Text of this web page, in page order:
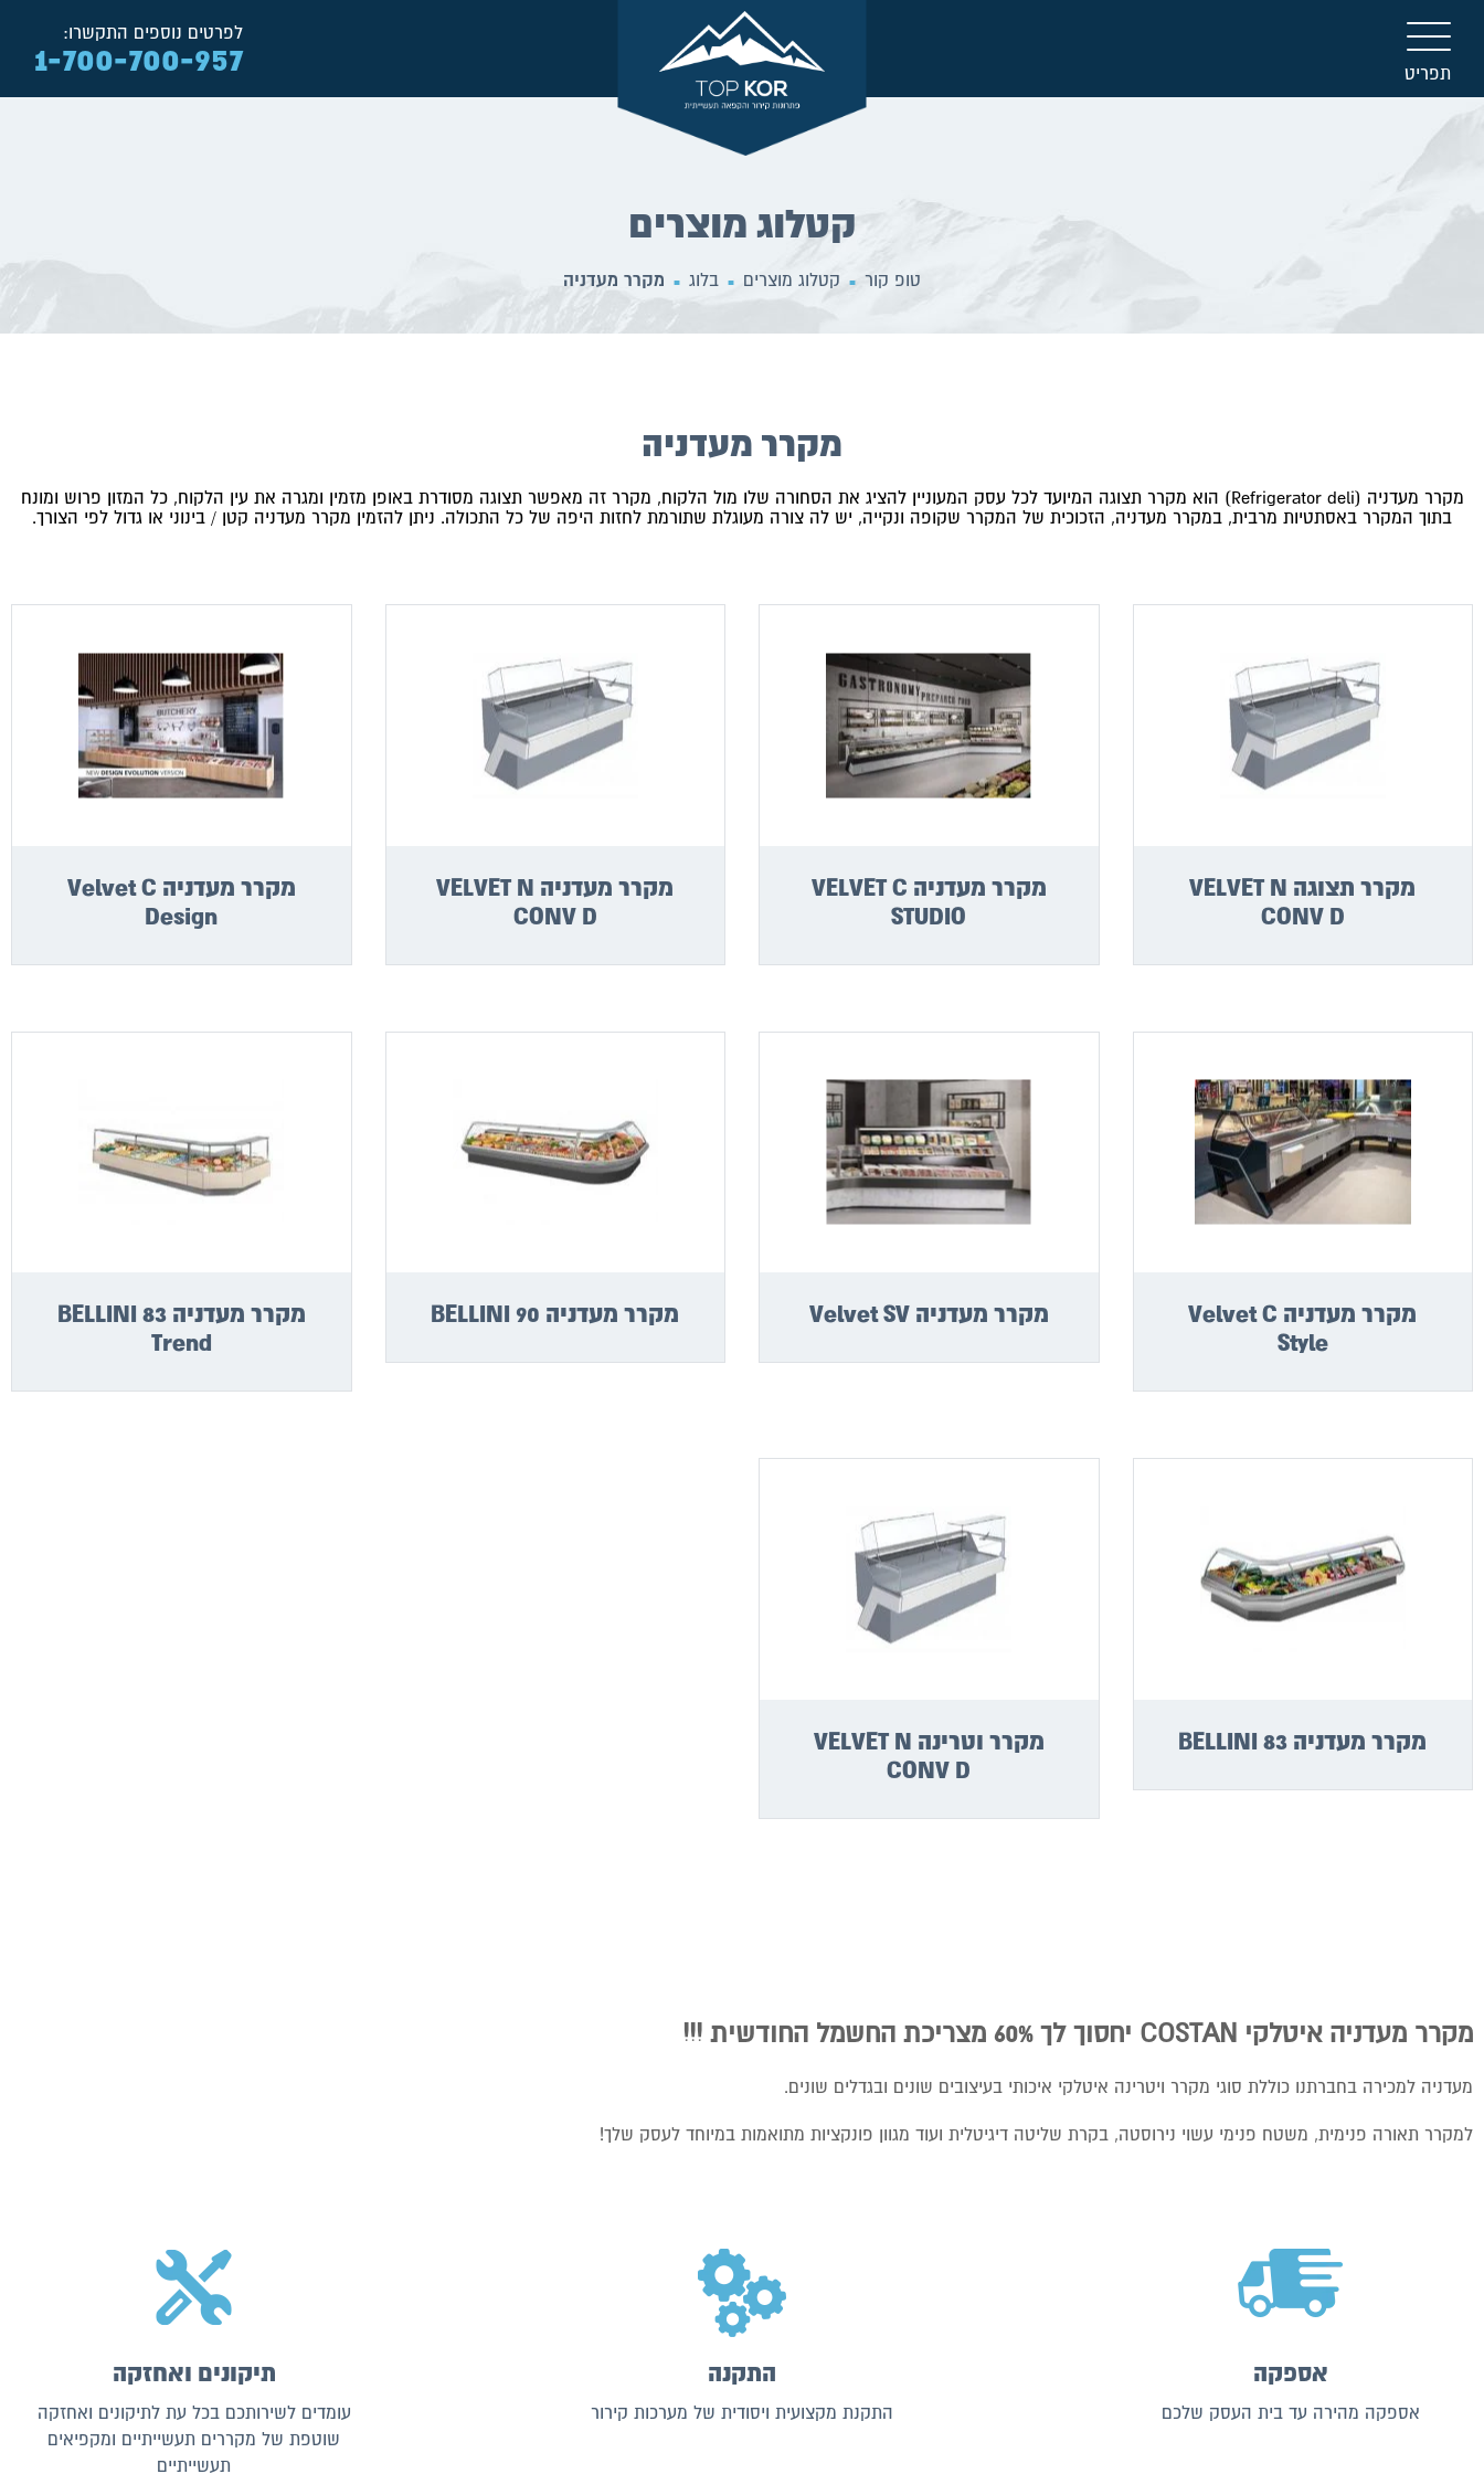
תפריט
לפרטים נוספים התקשרו:
1-700-700-957
קטלוג מוצרים
טופ קור ■ קטלוג מוצרים ■ בלוג ■ מקרר מעדניה
מקרר מעדניה
מקרר מעדניה (Refrigerator deli) הוא מקרר תצוגה המיועד לכל עסק המעוניין להציג את הסחורה שלו מול הלקוח, מקרר זה מאפשר תצוגה מסודרת באופן מזמין ומגרה את עין הלקוח, כל המזון פרוש ומונח
בתוך המקרר באסתטיות מרבית, במקרר מעדניה, הזכוכית של המקרר שקופה ונקייה, יש לה צורה מעוגלת שתורמת לחזות היפה של כל התכולה. ניתן להזמין מקרר מעדניה קטן / בינוני או גדול לפי הצורך.
מקרר תצוגה VELVET N
CONV D
מקרר מעדניה VELVET C
STUDIO
מקרר מעדניה VELVET N
CONV D
מקרר מעדניה Velvet C
Design
מקרר מעדניה Velvet C
Style
מקרר מעדניה Velvet SV מקרר מעדניה BELLINI 90
מקרר מעדניה BELLINI 83
Trend
מקרר מעדניה BELLINI 83
מקרר וטרינה VELVET N
CONV D
מקרר מעדניה איטלקי COSTAN יחסוך לך 60% מצריכת החשמל החודשית !!!
מעדניה למכירה בחברתנו כוללת סוגי מקרר ויטרינה איטלקי איכותי בעיצובים שונים ובגדלים שונים.
למקרר תאורה פנימית, משטח פנימי עשוי נירוסטה, בקרת שליטה דיגיטלית ועוד מגוון פונקציות מתואמות במיוחד לעסק שלך!
אספקה
אספקה מהירה עד בית העסק שלכם
התקנה
התקנת מקצועית ויסודית של מערכות קירור
תיקונים ואחזקה
עומדים לשירותכם בכל עת לתיקונים ואחזקה
שוטפת של מקררים תעשייתיים ומקפיאים
תעשייתיים